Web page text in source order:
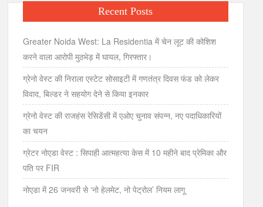
Recent Posts
Greater Noida West: La Residentia में चेन लूट की कोशिश
करने वाला आरोपी मुठभेड़ में घायल, गिरफ्तार।
ग्रेनो वेस्ट की निराला एस्टेट सोसाइटी में गणतंत्र दिवस फंड को लेकर
विवाद, बिल्डर ने सहयोग देने से किया इनकार
ग्रेनो वेस्ट की राजहंस रेसिडेंसी में एओए चुनाव संपन्न, नए पदाधिकारियों
का चयन
ग्रेटर नोएडा वेस्ट : सिपाही आत्महत्या केस में 10 महीने बाद प्रेमिका और
पति पर FIR
नोएडा में 26 जनवरी से ‘नो हेलमेट, नो पेट्रोल’ नियम लागू